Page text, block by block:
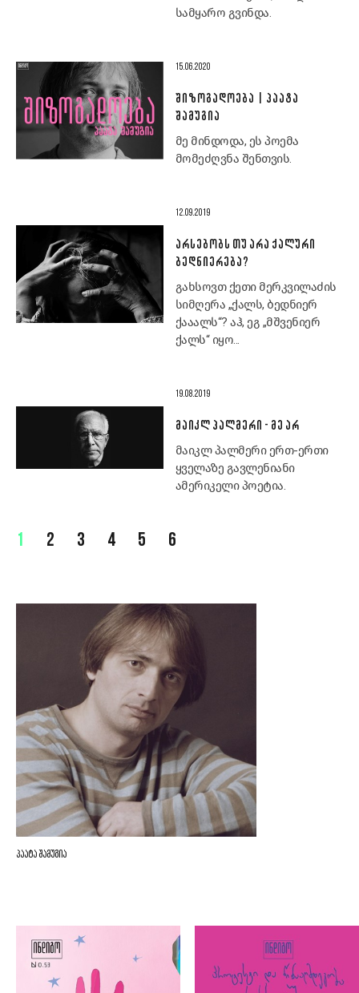
სამყარო გვინდა.
15.06.2020
ᲨᲘᲖᲝᲒᲐᲓᲝᲔᲑᲐ | ᲞᲐᲐᲢᲐ
ᲨᲐᲛᲣᲒᲘᲐ
მე მინდოდა, ეს პოემა
მომეძღვნა შენთვის.
12.09.2019
ᲐᲠᲡᲔᲑᲝᲑᲡ ᲗᲣ ᲐᲠᲐ ᲥᲐᲚᲣᲠᲘ
ᲑᲔᲓᲜᲘᲔᲠᲔᲑᲐ?
გახსოვთ ქეთი მერკვილაძის
სიმღერა „ქალს, ბედნიერ
ქააალს“? აჰ, ეგ „მშვენიერ
ქალს“ იყო...
19.08.2019
ᲛᲐᲘᲙᲚ ᲞᲐᲚᲛᲔᲠᲘ - ᲛᲔ ᲐᲠ
მაიკლ პალმერი ერთ-ერთი
ყველაზე გავლენიანი
ამერიკელი პოეტია.
1 2 3 4 5 6
პაატა შამუგია